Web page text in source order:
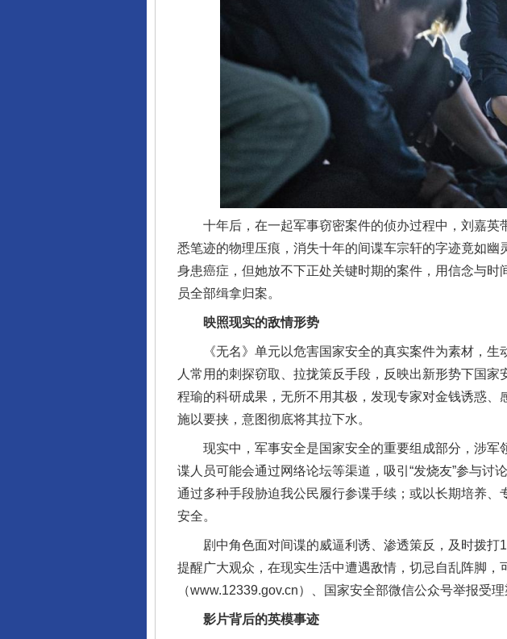
十年后，在一起军事窃密案件的侦办过程中，刘嘉英
悉笔迹的物理压痕，消失十年的间谍车宗轩的字迹竟如
身患癌症，但她放不下正处关键时期的案件，用信念与
员全部缉拿归案。
映照现实的敌情形势
《无名》单元以危害国家安全的真实案件为素材，生
人常用的刺探窃取、拉拢策反手段，反映出新形势下国
程瑜的科研成果，无所不用其极，发现专家对金钱诱惑
施以要挟，意图彻底将其拉下水。
现实中，军事安全是国家安全的重要组成部分，涉军
谍人员可能会通过网络论坛等渠道，吸引“发烧友”参与讨
通过多种手段胁迫我公民履行参谍手续；或以长期培养
安全。
剧中角色面对间谍的威逼利诱、渗透策反，及时拨打
提醒广大观众，在现实生活中遭遇敌情，切忌自乱阵脚
（www.12339.gov.cn）、国家安全部微信公众号举报受
影片背后的英模事迹